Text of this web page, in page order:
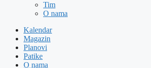
Tim
O nama
Kalendar
Magazin
Planovi
Patike
O nama